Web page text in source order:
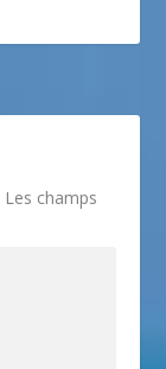
Les champs